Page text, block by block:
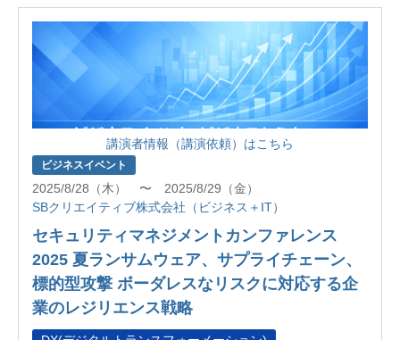
講演者情報（講演依頼）はこちら
ビジネスイベント
2025/8/28（木） 〜 2025/8/29（金）
SBクリエイティブ株式会社（ビジネス＋IT）
セキュリティマネジメントカンファレンス
2025 夏ランサムウェア、サプライチェーン、
標的型攻撃 ボーダレスなリスクに対応する企
業のレジリエンス戦略